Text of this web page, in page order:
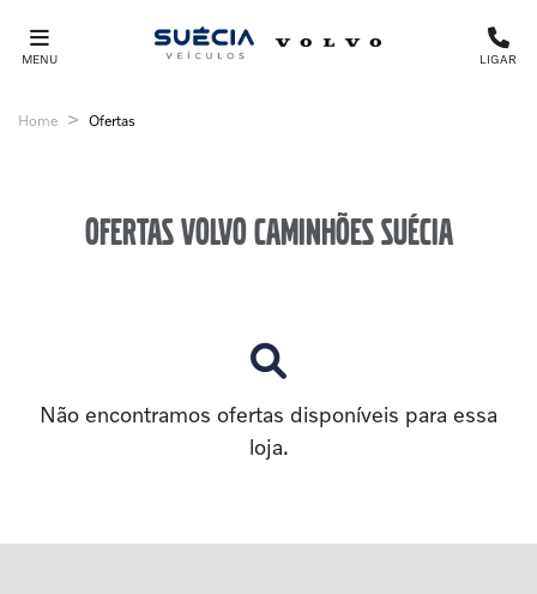
MENU LIGAR
Home Ofertas
Ofertas Volvo Caminhões Suécia
Não encontramos ofertas disponíveis para essa
loja.